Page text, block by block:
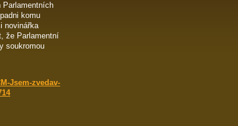
Parlamentních
komu
novinářka
že Parlamentní
soukromou
Jsem-zvedav-